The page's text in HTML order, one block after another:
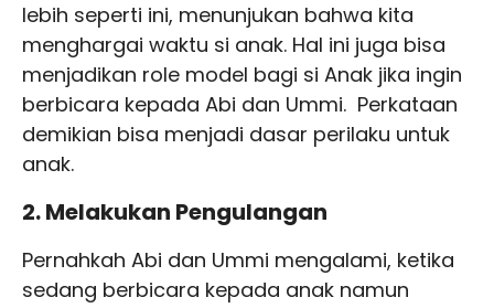
lebih seperti ini, menunjukan bahwa kita
menghargai waktu si anak. Hal ini juga bisa
menjadikan role model bagi si Anak jika ingin
berbicara kepada Abi dan Ummi. Perkataan
demikian bisa menjadi dasar perilaku untuk
anak.
2. Melakukan Pengulangan
Pernahkah Abi dan Ummi mengalami, ketika
sedang berbicara kepada anak namun